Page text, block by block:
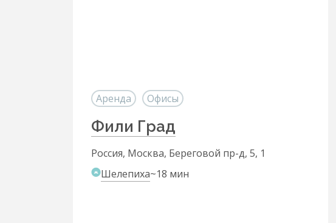
Аренда Офисы
Фили Град
Россия, Москва, Береговой пр-д, 5, 1
Шелепиха~18 мин